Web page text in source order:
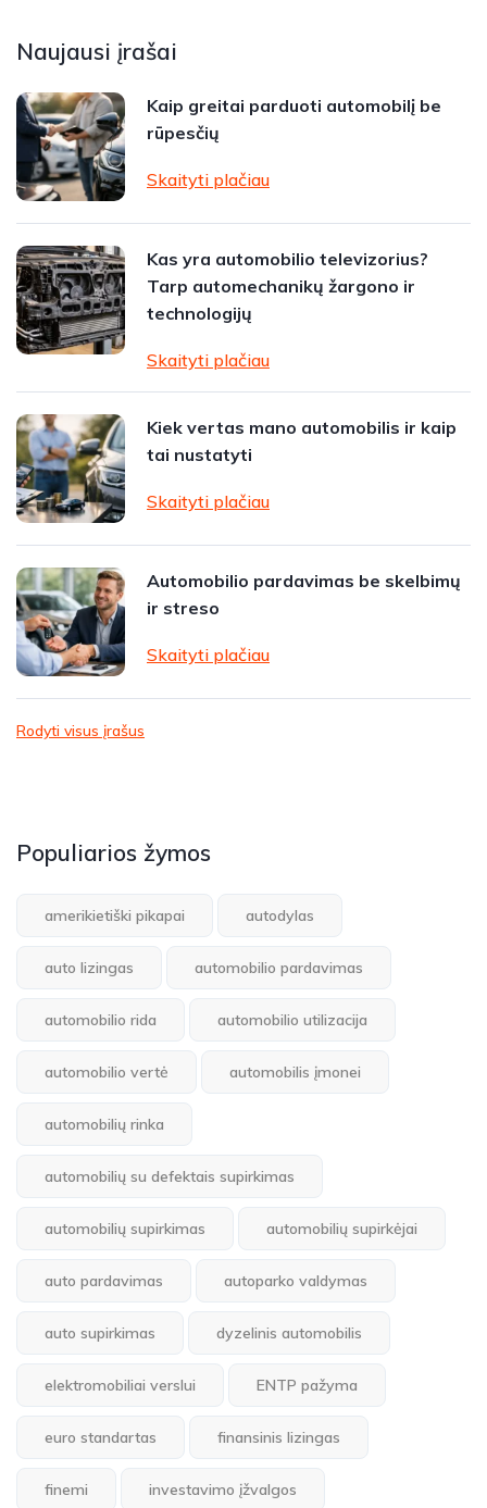
Naujausi įrašai
Kaip greitai parduoti automobilį be
rūpesčių
Skaityti plačiau
Kas yra automobilio televizorius?
Tarp automechanikų žargono ir
technologijų
Skaityti plačiau
Kiek vertas mano automobilis ir kaip
tai nustatyti
Skaityti plačiau
Automobilio pardavimas be skelbimų
ir streso
Skaityti plačiau
Rodyti visus įrašus
Populiarios žymos
amerikietiški pikapai autodylas
auto lizingas automobilio pardavimas
automobilio rida automobilio utilizacija
automobilio vertė automobilis įmonei
automobilių rinka
automobilių su defektais supirkimas
automobilių supirkimas automobilių supirkėjai
auto pardavimas autoparko valdymas
auto supirkimas dyzelinis automobilis
elektromobiliai verslui ENTP pažyma
euro standartas finansinis lizingas
finemi investavimo įžvalgos